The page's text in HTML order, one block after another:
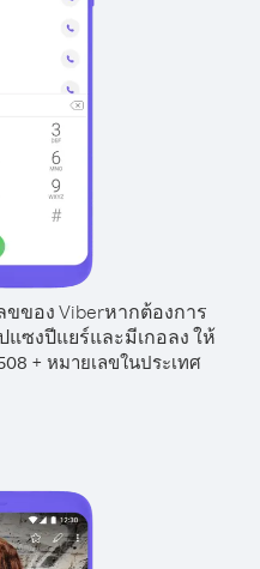
ของ Viberหากต้องการ
แซงปีแยร์และมีเกอลง ให้
+ หมายเลขในประเทศ